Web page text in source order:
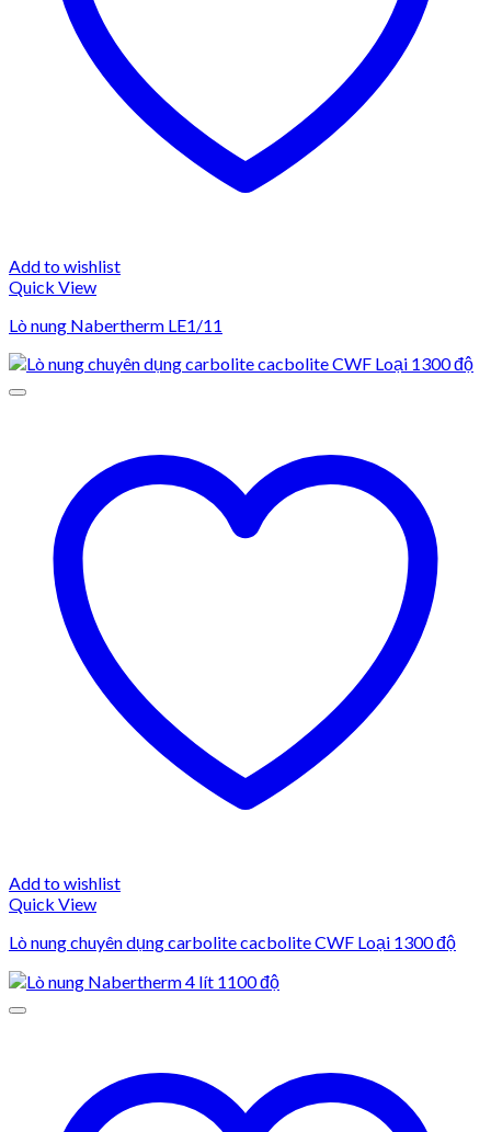
Add to wishlist
Quick View
Lò nung Nabertherm LE1/11
Add to wishlist
Quick View
Lò nung chuyên dụng carbolite cacbolite CWF Loại 1300 độ